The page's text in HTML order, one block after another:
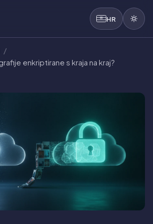
HR
/
enkriptirane s kraja na kraj?